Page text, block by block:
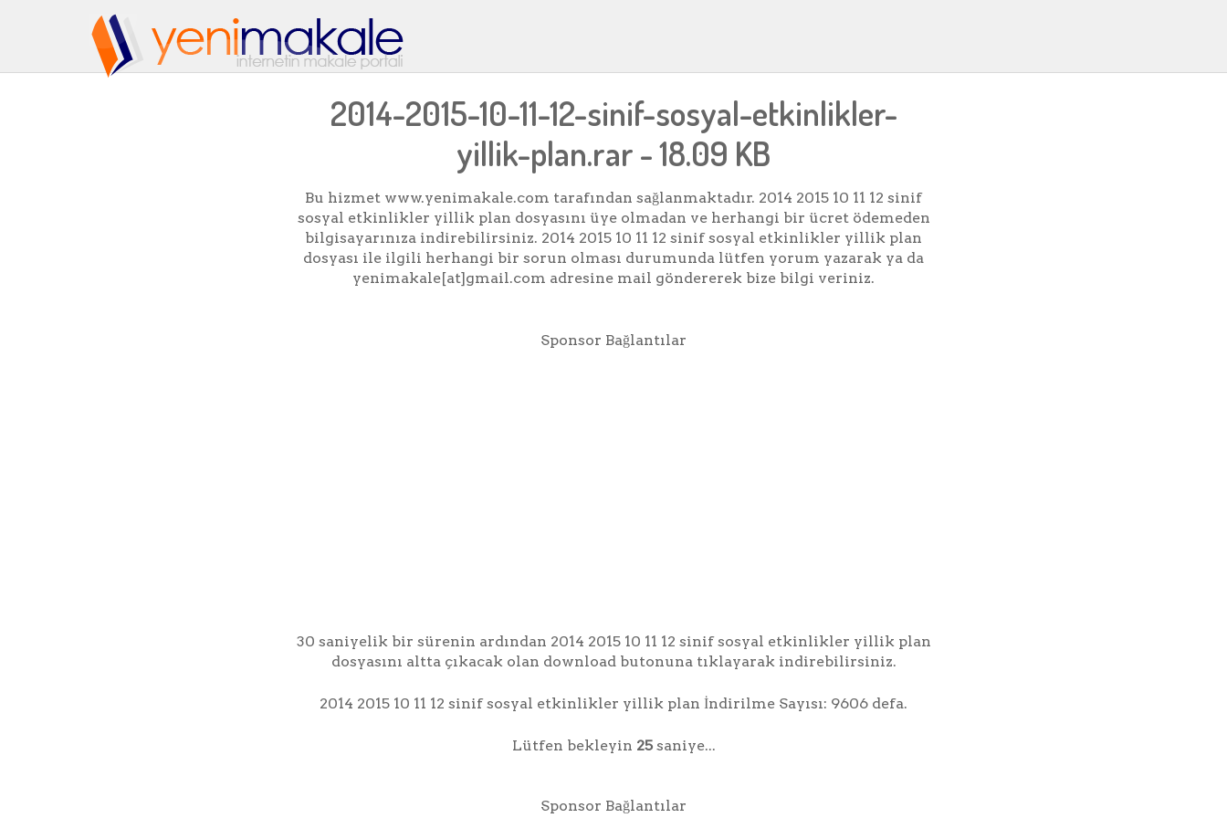
2014-2015-10-11-12-sinif-sosyal-etkinlikler-
yillik-plan.rar - 18.09 KB
Bu hizmet www.yenimakale.com tarafından sağlanmaktadır. 2014 2015 10 11 12 sinif
sosyal etkinlikler yillik plan dosyasını üye olmadan ve herhangi bir ücret ödemeden
bilgisayarınıza indirebilirsiniz. 2014 2015 10 11 12 sinif sosyal etkinlikler yillik plan
dosyası ile ilgili herhangi bir sorun olması durumunda lütfen yorum yazarak ya da
yenimakale[at]gmail.com adresine mail göndererek bize bilgi veriniz.
Sponsor Bağlantılar
30 saniyelik bir sürenin ardından 2014 2015 10 11 12 sinif sosyal etkinlikler yillik plan
dosyasını altta çıkacak olan download butonuna tıklayarak indirebilirsiniz.
2014 2015 10 11 12 sinif sosyal etkinlikler yillik plan İndirilme Sayısı: 9606 defa.
Lütfen bekleyin 24 saniye...
Sponsor Bağlantılar